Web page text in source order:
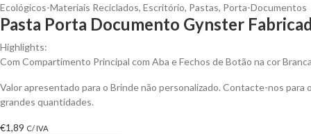
Ecológicos-Materiais Reciclados, Escritório, Pastas, Porta-Documentos
Pasta Porta Documento Gynster
Highlights:
Com Compartimento Principal com Aba e Fechos de Botão na cor
Valor apresentado para o Brinde não personalizado. Contacte-nos
grandes quantidades.
€1,89 C/ IVA